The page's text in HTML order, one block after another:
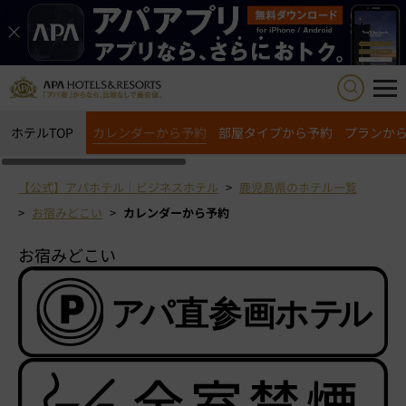
ホテルTOP カレンダーから予約 部屋タイプから予約 プランか
【公式】アパホテル｜ビジネスホテル
鹿児島県のホテル一覧
お宿みどこい
カレンダーから予約
お宿みどこい